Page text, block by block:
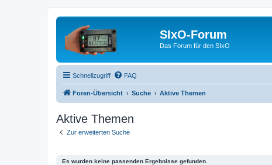
SIxO-Forum
Das Forum für den SIxO
Schnellzugriff FAQ
Foren-Übersicht Suche Aktive Themen
Aktive Themen
Zur erweiterten Suche
Es wurden keine passenden Ergebnisse gefunden.